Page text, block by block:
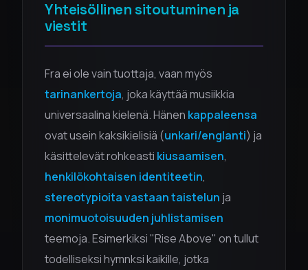
Yhteisöllinen sitoutuminen ja
viestit
Fra ei ole vain tuottaja, vaan myös
tarinankertoja, joka käyttää musiikkia
universaalina kielenä. Hänen kappaleensa
ovat usein kaksikielisiä (unkari/englanti) ja
käsittelevät rohkeasti kiusaamisen,
henkilökohtaisen identiteetin,
stereotypioita vastaan taistelun ja
monimuotoisuuden juhlistamisen
teemoja. Esimerkiksi "Rise Above" on tullut
todelliseksi hymnksi kaikille, jotka